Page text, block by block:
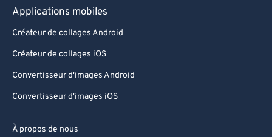
Applications mobiles
Créateur de collages Android
Créateur de collages iOS
Convertisseur d'images Android
Convertisseur d'images iOS
À propos de nous